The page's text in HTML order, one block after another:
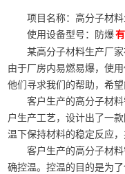
项目名称：高分子材
使用设备型号：防爆
某高分子材料生产厂
由于厂房内易燃易爆，使
他们寻求我们的帮助，希
客户生产的高分子材
户生产工艺，设计出了一
温下保持材料的稳定反应
客户生产的高分子材
确控温。控温的目的是为